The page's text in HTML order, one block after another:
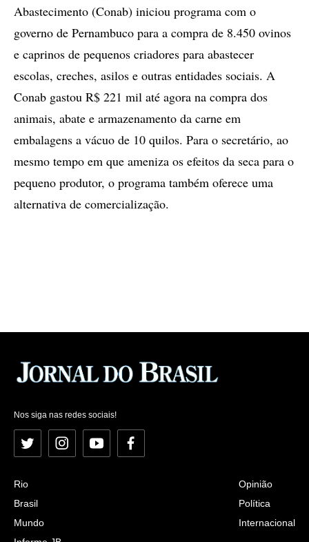
Abastecimento (Conab) iniciou programa com o
governo de Pernambuco para a compra de 8.450 ovinos
e caprinos de pequenos criadores para abastecer
escolas, creches, asilos e outras entidades sociais. A
Conab gastou R$ 221 mil até agora na compra dos
animais, abate e armazenamento da carne em
embalagens a vácuo de 10 quilos. Para o secretário, ao
mesmo tempo em que ameniza os efeitos da seca para o
pequeno produtor, o programa também oferece uma
alternativa de comercialização.
Nos siga nas redes sociais!
Twitter InstagramYouTubeFacebook
Rio
Brasil
Mundo
Opinião
Política
Internacional